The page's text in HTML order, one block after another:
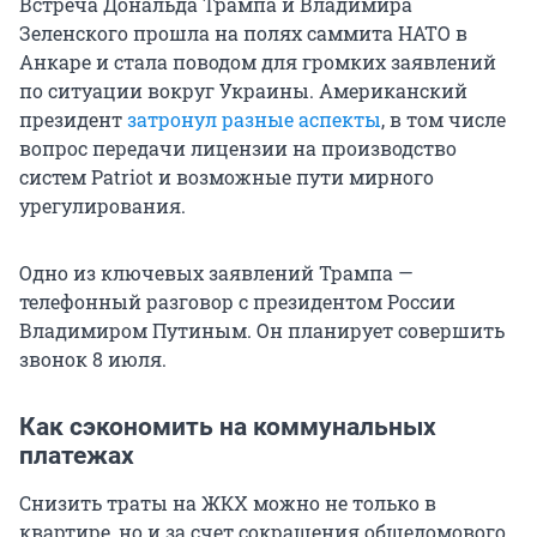
Зеленского прошла на полях саммита НАТО в
Анкаре и стала поводом для громких заявлений
по ситуации вокруг Украины. Американский
президентзатронул разные аспекты, в том числе
вопрос передачи лицензии на производство
систем Patriot и возможные пути мирного
урегулирования.
Одно из ключевых заявлений Трампа —
телефонный разговор с президентом России
Владимиром Путиным. Он планирует совершить
звонок 8 июля.
Как сэкономить на коммунальных
платежах
Снизить траты на ЖКХ можно не только в
квартире, но и за счет сокращения общедомового